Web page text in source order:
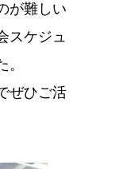
が難しい
スケジュ
ぜひご活